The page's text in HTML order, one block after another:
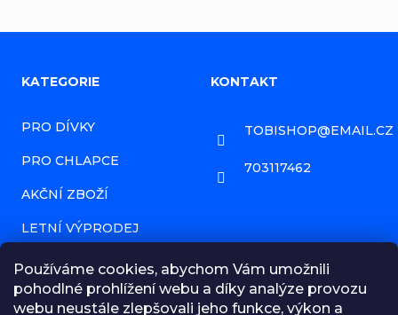
Používáme cookies, abychom Vám umožnili
pohodlné prohlížení webu a díky analýze provozu
webu neustále zlepšovali jeho funkce, výkon a
í
KATEGORIE
PRO DÍVKY
PRO CHLAPCE
AKČNÍ ZBOŽÍ
LETNÍ VÝPRODEJ
PRODÁVANÉ ZNAČKY
HODNOCENÍ OBCHODU
KONTAKT
TOBISHOP@EMAIL.CZ
703117462